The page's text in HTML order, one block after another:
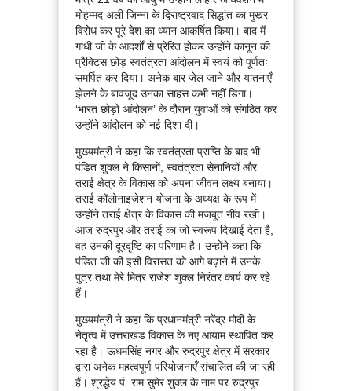
मोहम्मद अली जिन्ना के द्विराष्ट्रवाद सिद्धांत का मुखर
विरोध कर पूरे देश का ध्यान आकर्षित किया। बाद में
गांधी जी के आदर्शों से प्रेरित होकर उन्होंने कानून की
प्रैक्टिस छोड़ स्वतंत्रता आंदोलन में स्वयं को पूर्णतः
समर्पित कर दिया। अनेक बार जेल जाने और यातनाएँ
झेलने के बावजूद उनका साहस कभी नहीं डिगा।
‘भारत छोड़ो आंदोलन’ के दौरान युवाओं को संगठित कर
उन्होंने आंदोलन को नई दिशा दी।
मुख्यमंत्री ने कहा कि स्वतंत्रता प्राप्ति के बाद भी
पंडित शुक्ल ने किसानों, स्वतंत्रता सेनानियों और
तराई क्षेत्र के विकास को अपना जीवन लक्ष्य बनाया।
तराई कॉलोनाइजेशन योजना के अध्यक्ष के रूप में
उन्होंने तराई क्षेत्र के विकास की मजबूत नींव रखी।
आज रुद्रपुर और तराई का जो स्वरूप दिखाई देता है,
वह उनकी दूरदृष्टि का परिणाम है। उन्होंने कहा कि
पंडित जी की इसी विरासत को आगे बढ़ाने में उनके
पुत्र तथा मेरे मित्र राजेश शुक्ल निरंतर कार्य कर रहे
हैं।
मुख्यमंत्री ने कहा कि प्रधानमंत्री नरेंद्र मोदी के
नेतृत्व में उत्तराखंड विकास के नए आयाम स्थापित कर
रहा है। ऊधमसिंह नगर और रुद्रपुर क्षेत्र में सरकार
द्वारा अनेक महत्वपूर्ण परियोजनाएँ संचालित की जा रही
हैं। श्रद्धेय पं. राम सुमेर शुक्ल के नाम पर रुद्रपुर